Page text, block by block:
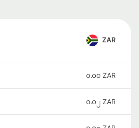
ZAR
၀.၀၀ ZAR
၀.၀၂ ZAR